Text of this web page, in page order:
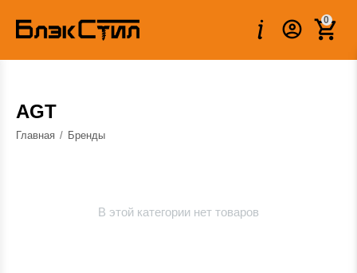
0
AGT
Главная / Бренды
В этой категории нет товаров